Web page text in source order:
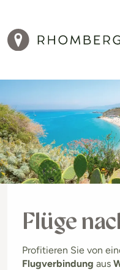
Flüge
Profitieren Sie von
Flugverbindung aus